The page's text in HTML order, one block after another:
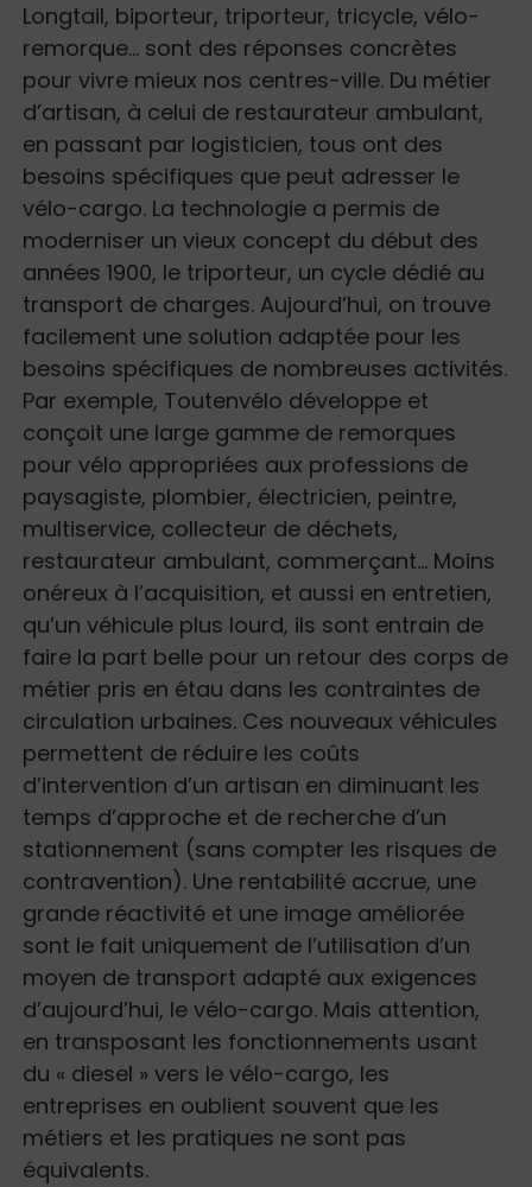
Longtail, biporteur, triporteur, tricycle, vélo-
remorque… sont des réponses concrètes
pour vivre mieux nos centres-ville. Du métier
d’artisan, à celui de restaurateur ambulant,
en passant par logisticien, tous ont des
besoins spécifiques que peut adresser le
vélo-cargo. La technologie a permis de
moderniser un vieux concept du début des
années 1900, le triporteur, un cycle dédié au
transport de charges. Aujourd’hui, on trouve
facilement une solution adaptée pour les
besoins spécifiques de nombreuses activités.
Par exemple, Toutenvélo développe et
conçoit une large gamme de remorques
pour vélo appropriées aux professions de
paysagiste, plombier, électricien, peintre,
multiservice, collecteur de déchets,
restaurateur ambulant, commerçant… Moins
onéreux à l’acquisition, et aussi en entretien,
qu’un véhicule plus lourd, ils sont entrain de
faire la part belle pour un retour des corps de
métier pris en étau dans les contraintes de
circulation urbaines. Ces nouveaux véhicules
permettent de réduire les coûts
d’intervention d’un artisan en diminuant les
temps d’approche et de recherche d’un
stationnement (sans compter les risques de
contravention). Une rentabilité accrue, une
grande réactivité et une image améliorée
sont le fait uniquement de l’utilisation d’un
moyen de transport adapté aux exigences
d’aujourd’hui, le vélo-cargo. Mais attention,
en transposant les fonctionnements usant
du « diesel » vers le vélo-cargo, les
entreprises en oublient souvent que les
métiers et les pratiques ne sont pas
équivalents.